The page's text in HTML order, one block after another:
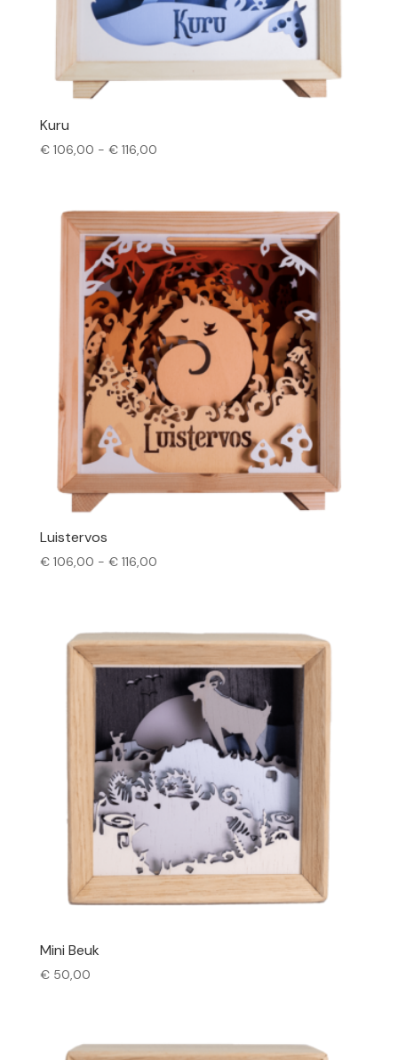
Kuru
€106,00 - €116,00Prijsklasse:
€ 116,00
Luistervos
€106,00 - €116,00Prijsklasse:
Mini Beuk
€50,00